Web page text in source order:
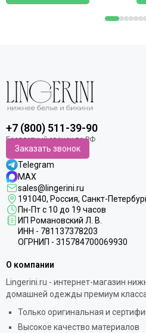
+7 (800) 511-39-90
Заказать звонок
Telegram
MAX
sales@lingerini.ru
191040, Россия, Санкт-
Пн-Пт с 10 до 19 часов
ИП Романовский Л. В.
ИНН - 781137378203
ОГРНИП - 315784700069930
О компании
Lingerini.ru - интернет-магазин
домашней одежды премиум
Только оригинальная и
Высокое качество материалов